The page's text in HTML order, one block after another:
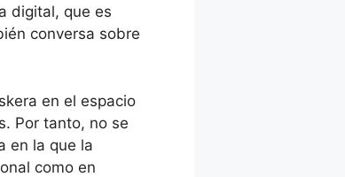
digital, que es
conversa sobre
en el espacio
Por tanto, no se
en la que la
como en